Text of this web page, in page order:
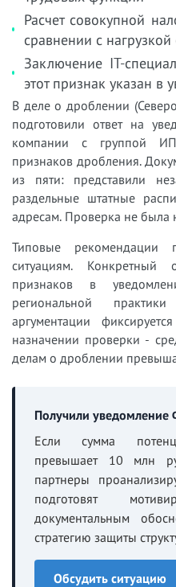
Расчет совокупной
сравнении с
Заключение IT-
этот признак указан в
В деле о дроблении
подготовили ответ на
компании с группой
признаков дробления.
из пяти: представили
раздельные штатные
адресам. Проверка не была
Типовые рекомендации
ситуациям. Конкретный
признаков в
региональной
аргументации
назначении проверки -
делам о дроблении
Получили
Если сумма
превышает 10 млн
партнеры
подготовят
документальным
стратегию защиты
Обсудить ситуацию